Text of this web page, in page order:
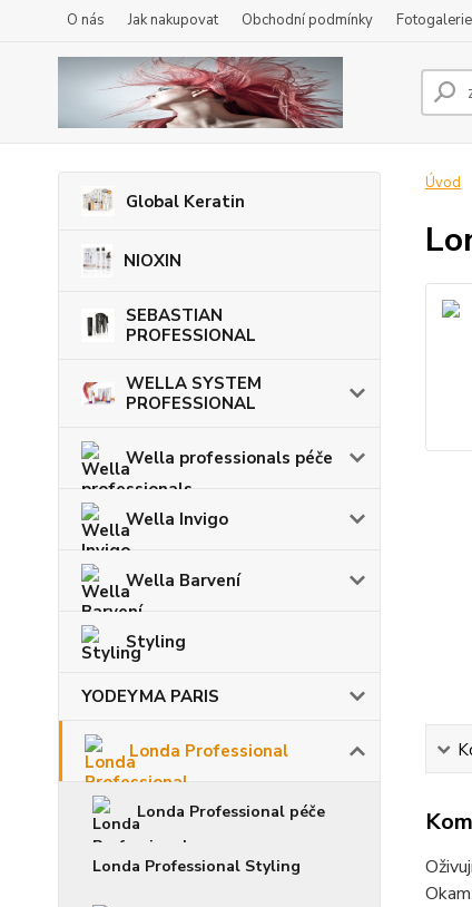
O nás Jak nakupovat Obchodní podmínky Fotogalerie
Global Keratin
NIOXIN
SEBASTIAN
PROFESSIONAL
WELLA SYSTEM
PROFESSIONAL
Wella professionals péče
Wella Invigo
Wella Barvení
Styling
YODEYMA PARIS
Londa Professional
Londa Professional péče
Londa Professional Styling
Úvod